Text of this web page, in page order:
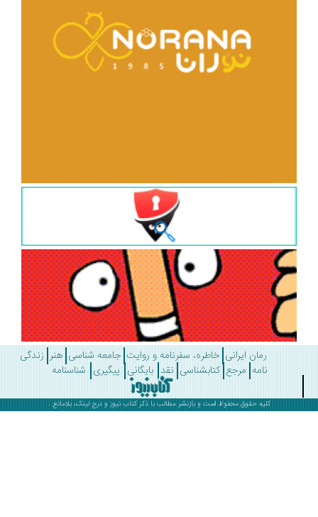
رمان ایرانی خاطره، سفرنامه و روایت جامعه شناسی هنر زندگی
مرجع کتابشناسی نقد بایگانی پیگیری شناسنامه
کلیه حقوق محفوظ است و بازنشر مطالب با ذکرکتاب نیوز و درج لینک، بلامانع .